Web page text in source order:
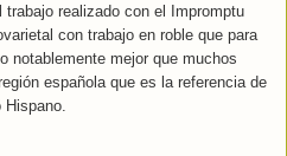
realizado con el Impromptu
con trabajo en roble que para
notablemente mejor que muchos
española que es la referencia de